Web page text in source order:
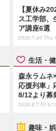
【夏休み
ス工学部、
ア講座6選
2026.7.30 Thu
生活・
森永ラムネ
応援列車」
8/12より募
2026.8.7 Fri
趣味・